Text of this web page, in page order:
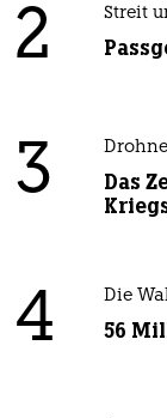
2 Streit
3
Das
4 Die
56